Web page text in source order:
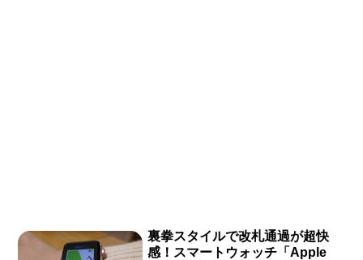
裏拳スタイルで改札通過が超快
感！スマートウォッチ「Apple